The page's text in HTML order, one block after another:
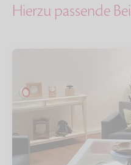
Hierzu passende